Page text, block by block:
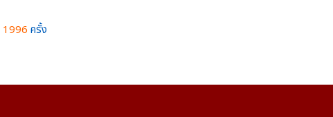
1996 ครั้ง